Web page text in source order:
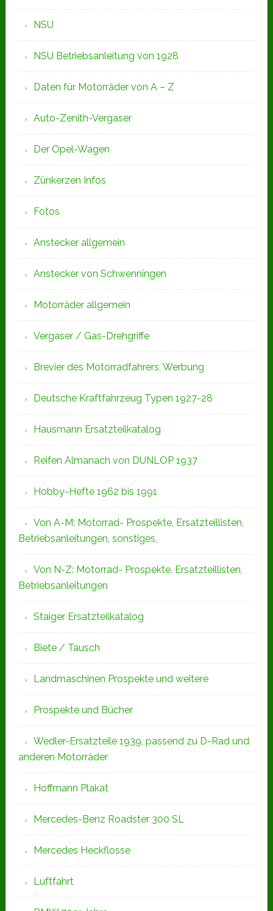
NSU
NSU Betriebsanleitung von 1928
Daten für Motorräder von A – Z
Auto-Zenith-Vergaser
Der Opel-Wagen
Zünkerzen Infos
Fotos
Anstecker allgemein
Anstecker von Schwenningen
Motorräder allgemein
Vergaser / Gas-Drehgriffe
Brevier des Motorradfahrers, Werbung
Deutsche Kraftfahrzeug Typen 1927-28
Hausmann Ersatzteilkatalog
Reifen Almanach von DUNLOP 1937
Hobby-Hefte 1962 bis 1991
Von A-M: Motorrad- Prospekte, Ersatzteillisten,
Betriebsanleitungen, sonstiges,
Von N-Z: Motorrad- Prospekte, Ersatzteillisten,
Betriebsanleitungen
Staiger Ersatzteilkatalog
Biete / Tausch
Landmaschinen Prospekte und weitere
Prospekte und Bücher
Wedler-Ersatzteile 1939, passend zu D-Rad und
anderen Motorräder
Hoffmann Plakat
Mercedes-Benz Roadster 300 SL
Mercedes Heckflosse
Luftfahrt